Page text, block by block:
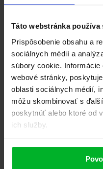
Táto webstránka používa
Prispôsobenie obsahu a
sociálnych médií a
súbory cookie.
webové stránky,
oblasti sociálnych médií,
môžu skombinovať s
poskytnúť alebo ktoré od
ich služby.
Plynové teleso